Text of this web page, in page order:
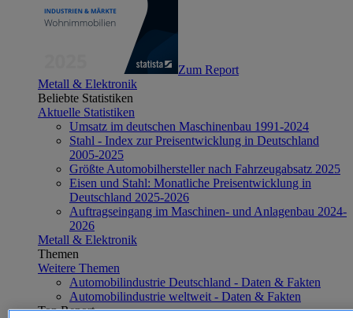
Zum Report
Metall & Elektronik
Beliebte Statistiken
Aktuelle Statistiken
Umsatz im deutschen Maschinenbau 1991-2024
Stahl - Index zur Preisentwicklung in Deutschland
2005-2025
Größte Automobilhersteller nach Fahrzeugabsatz 2025
Eisen und Stahl: Monatliche Preisentwicklung in
Deutschland 2025-2026
Auftragseingang im Maschinen- und Anlagenbau 2024-
2026
Metall & Elektronik
Themen
Weitere Themen
Automobilindustrie Deutschland - Daten & Fakten
Automobilindustrie weltweit - Daten & Fakten
Top Report